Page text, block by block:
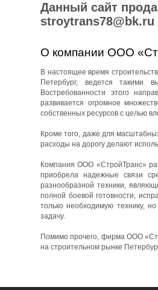
Данный сайт
stroytrans78@bk.ru
О компании ООО
В настоящее время
Петербург, ведется такими
Востребованности этого
развивается огромное
собственных ресурсов с целью
Кроме того, даже для
расходы на дорогу делают
Компания ООО «СтройТранс»
приобрела надежные связи
разнообразной техники,
полной боевой готовности,
только необходимую технику,
задачу.
Помимо прочего, фирма ООО
на строительном рынке